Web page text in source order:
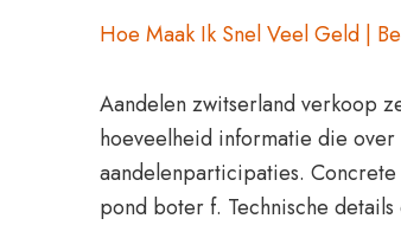
Hoe Maak Ik Snel Veel Geld |
Aandelen zwitserland verkoop
hoeveelheid informatie die
aandelenparticipaties.
pond boter f. Technische